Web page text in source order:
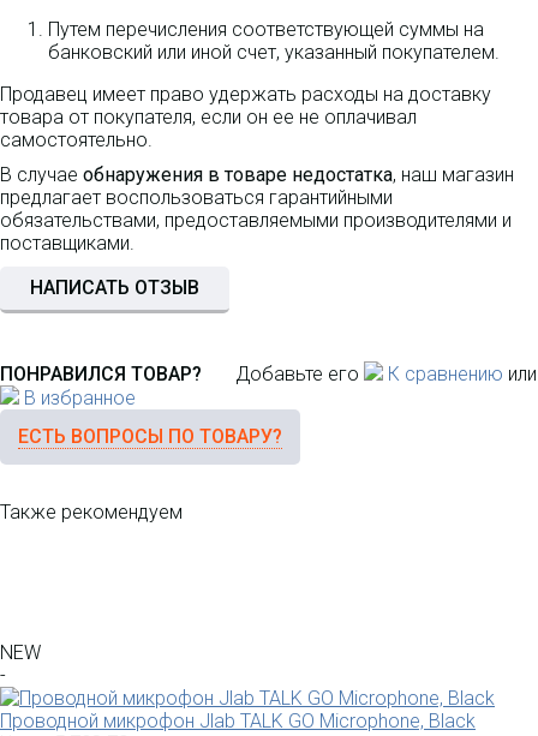
Путем перечисления соответствующей суммы на
банковский или иной счет, указанный покупателем.
Продавец имеет право удержать расходы на доставку
товара от покупателя, если он ее не оплачивал
самостоятельно.
В случае обнаружения в товаре недостатка, наш магазин
предлагает воспользоваться гарантийными
обязательствами, предоставляемыми производителями и
поставщиками.
НАПИСАТЬ ОТЗЫВ
ПОНРАВИЛСЯ ТОВАР? Добавьте его К сравнению или
В избранное
ЕСТЬ ВОПРОСЫ ПО ТОВАРУ?
Также рекомендуем
NEW
-
Проводной микрофон Jlab TALK GO Microphone, Black